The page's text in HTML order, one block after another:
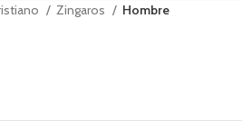
Zingaros
Hombre